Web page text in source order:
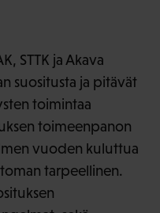
STTK ja Akava
suositusta ja pitävät
toimintaa
toimeenpanon
vuoden kuluttua
tarpeellinen.